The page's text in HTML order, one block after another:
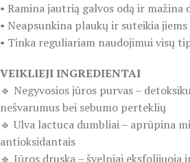
• Ramina jautrią galvos odą ir
• Neapsunkina plaukų ir suteikia
• Tinka reguliariam naudojimui visų
VEIKLIEJI INGREDIENTAI
🔹 Negyvosios jūros purvas –
nešvarumus bei sebumo perteklių
🔹 Ulva lactuca dumbliai – aprūpina
antioksidantais
🔹 Jūros druska – švelniai eksfolijuoja